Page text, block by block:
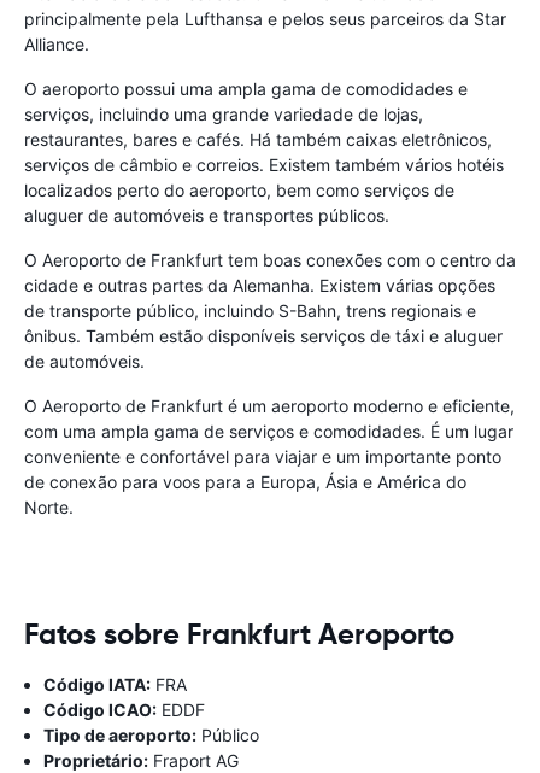
principalmente pela Lufthansa e pelos seus parceiros da Star
Alliance.
O aeroporto possui uma ampla gama de comodidades e
serviços, incluindo uma grande variedade de lojas,
restaurantes, bares e cafés. Há também caixas eletrônicos,
serviços de câmbio e correios. Existem também vários hotéis
localizados perto do aeroporto, bem como serviços de
aluguer de automóveis e transportes públicos.
O Aeroporto de Frankfurt tem boas conexões com o centro da
cidade e outras partes da Alemanha. Existem várias opções
de transporte público, incluindo S-Bahn, trens regionais e
ônibus. Também estão disponíveis serviços de táxi e aluguer
de automóveis.
O Aeroporto de Frankfurt é um aeroporto moderno e eficiente,
com uma ampla gama de serviços e comodidades. É um lugar
conveniente e confortável para viajar e um importante ponto
de conexão para voos para a Europa, Ásia e América do
Norte.
Fatos sobre Frankfurt Aeroporto
Código IATA: FRA
Código ICAO: EDDF
Tipo de aeroporto: Público
Proprietário: Fraport AG